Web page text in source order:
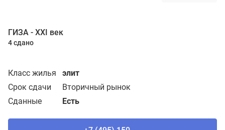
ГИЗА - XXI век
4 сдано
Класс жилья элит
Срок сдачи
Вторичный рынок
Сданные
Есть